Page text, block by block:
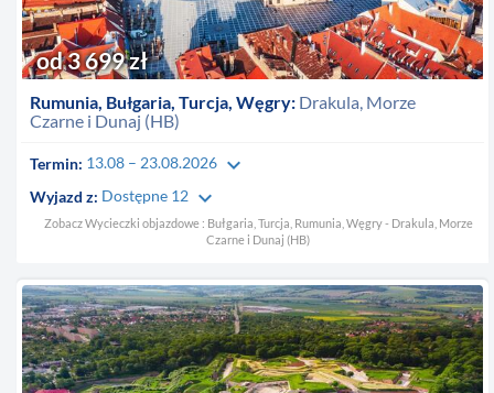
Rumunia, Bułgaria, Turcja, Węgry: Drakula, Morze
Czarne i Dunaj (HB)
od 3 699 zł
Termin: 13.08 – 23.08.2026 keyboard_arrow_down
Wyjazd z: Dostępne 12 keyboard_arrow_down
Zobacz Wycieczki objazdowe : Bułgaria, Turcja, Rumunia, Węgry - Drakula, Morze
Czarne i Dunaj (HB)